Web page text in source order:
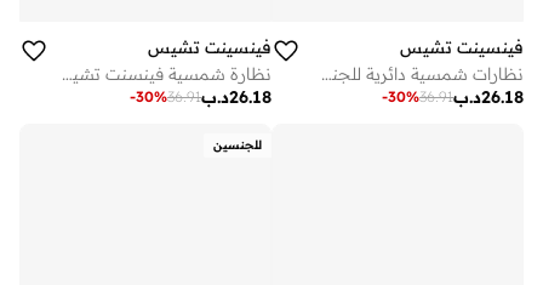
فينسينت تشيس
نظارات شمسية دائرية للجنسين من فينسنت تشيس بإطار رمادي وعدسة رمادية متوسط - عبوة من
د.ب26.18
36.91
-30%
فينسينت تشيس
نظارة شمسية فينسنت تشيس مربعة سوداء خضراء بإطار كامل للرجال والنساء صغيرة
د.ب26.18
36.91
-30%
للجنسين